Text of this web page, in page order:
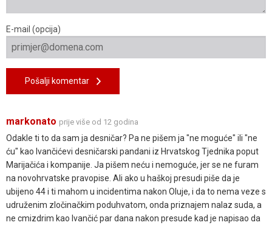
E-mail (opcija)
Pošalji komentar
markonato prije više od 12 godina
Odakle ti to da sam ja desničar? Pa ne pišem ja "ne moguće" ili "ne
ću" kao Ivančićevi desničarski pandani iz Hrvatskog Tjednika poput
Marijačića i kompanije. Ja pišem neću i nemoguće, jer se ne furam
na novohrvatske pravopise. Ali ako u haškoj presudi piše da je
ubijeno 44 i ti mahom u incidentima nakon Oluje, i da to nema veze s
udruženim zločinačkim poduhvatom, onda priznajem nalaz suda, a
ne cmizdrim kao Ivančić par dana nakon presude kad je napisao da